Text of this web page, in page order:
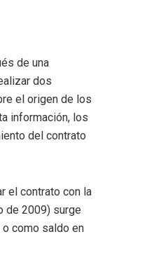
de una
dos
el origen de los
información, los
del contrato
el contrato con la
de 2009) surge
como saldo en